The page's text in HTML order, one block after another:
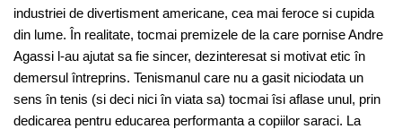
industriei de divertisment americane, cea mai feroce si cupida
din lume. În realitate, tocmai premizele de la care pornise Andre
Agassi l-au ajutat sa fie sincer, dezinteresat si motivat etic în
demersul întreprins. Tenismanul care nu a gasit niciodata un
sens în tenis (si deci nici în viata sa) tocmai îsi aflase unul, prin
dedicarea pentru educarea performanta a copiilor saraci. La